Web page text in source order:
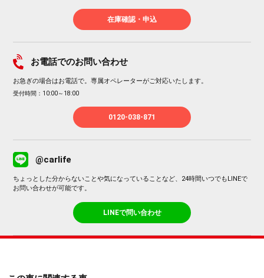
在庫確認・申込
お電話でのお問い合わせ
お急ぎの場合はお電話で。専属オペレーターがご対応いたします。
受付時間：10:00～18:00
0120-038-871
@carlife
ちょっとした分からないことや気になっていることなど、24時間いつでもLINEで
お問い合わせが可能です。
LINEで問い合わせ